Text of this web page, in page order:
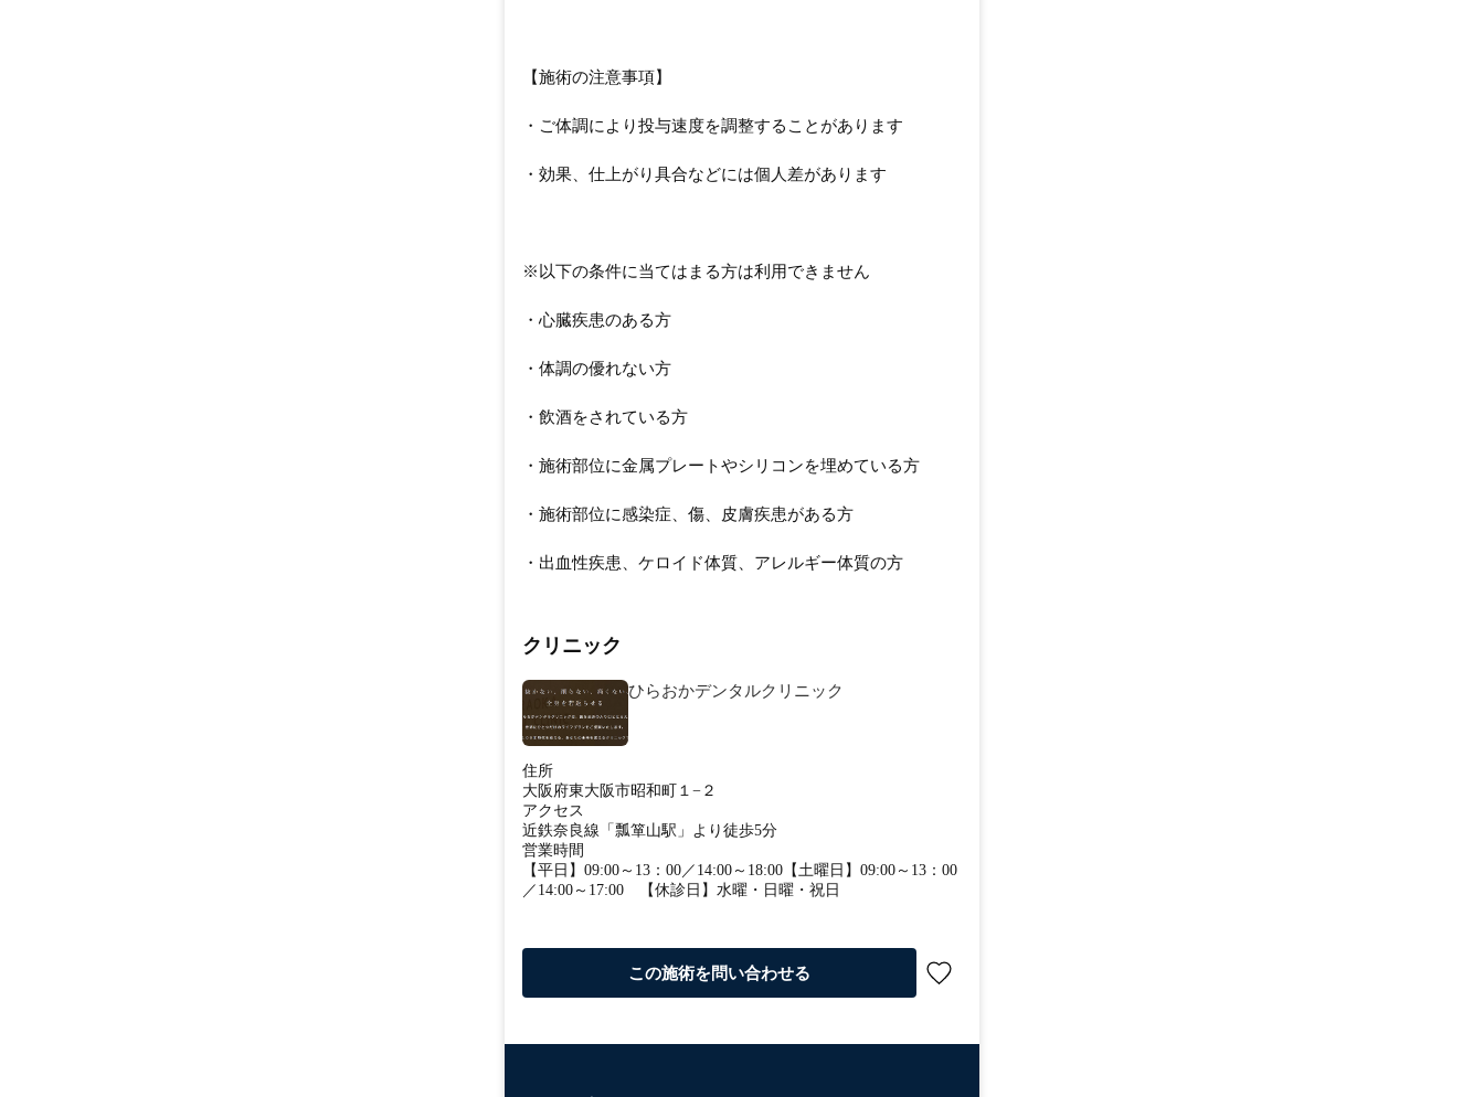
【施術の注意事項】
・ご体調により投与速度を調整することがあります
・効果、仕上がり具合などには個人差があります
※以下の条件に当てはまる方は利用できません
・心臓疾患のある方
・体調の優れない方
・飲酒をされている方
・施術部位に金属プレートやシリコンを埋めている方
・施術部位に感染症、傷、皮膚疾患がある方
・出血性疾患、ケロイド体質、アレルギー体質の方
クリニック
ひらおかデンタルクリニック
住所
大阪府東大阪市昭和町１−２
アクセス
近鉄奈良線「瓢箪山駅」より徒歩5分
営業時間
【平日】09:00～13：00／14:00～18:00【土曜日】09:00～13：00
／14:00～17:00 【休診日】水曜・日曜・祝日
この施術を問い合わせる